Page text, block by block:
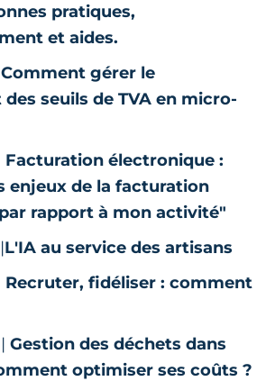
pratiques,
et aides.
Comment gérer le
seuils de TVA en micro-
Facturation électronique :
enjeux de la facturation
rapport à mon activité"
L'IA au service des artisans
Recruter, fidéliser : comment
Gestion des déchets dans
optimiser ses coûts ?